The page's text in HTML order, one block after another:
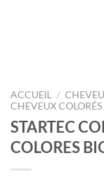
ACCUEIL /
CHEVEUX COLORÉS
STARTEC
COLORES